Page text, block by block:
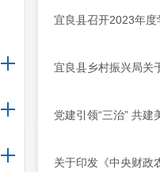
宜良县召开2023年度
宜良县乡村振兴局关
党建引领“三治” 共
关于印发《中央财政